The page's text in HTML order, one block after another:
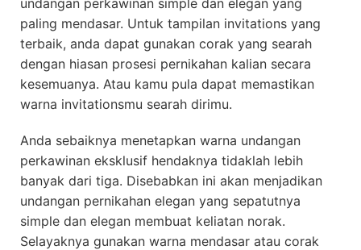
undangan perkawinan simple dan elegan yang
paling mendasar. Untuk tampilan invitations yang
terbaik, anda dapat gunakan corak yang searah
dengan hiasan prosesi pernikahan kalian secara
kesemuanya. Atau kamu pula dapat memastikan
warna invitationsmu searah dirimu.
Anda sebaiknya menetapkan warna undangan
perkawinan eksklusif hendaknya tidaklah lebih
banyak dari tiga. Disebabkan ini akan menjadikan
undangan pernikahan elegan yang sepatutnya
simple dan elegan membuat keliatan norak.
Selayaknya gunakan warna mendasar atau corak